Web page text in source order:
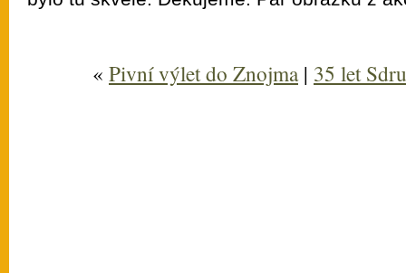
« Pivní výlet do Znojma| 35 let